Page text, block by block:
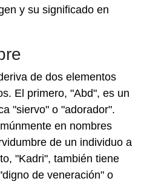
y su significado en
de dos elementos
El primero, "Abd", es un
"siervo" o "adorador".
en nombres
de un individuo a
"Kadri", también tiene
de veneración" o